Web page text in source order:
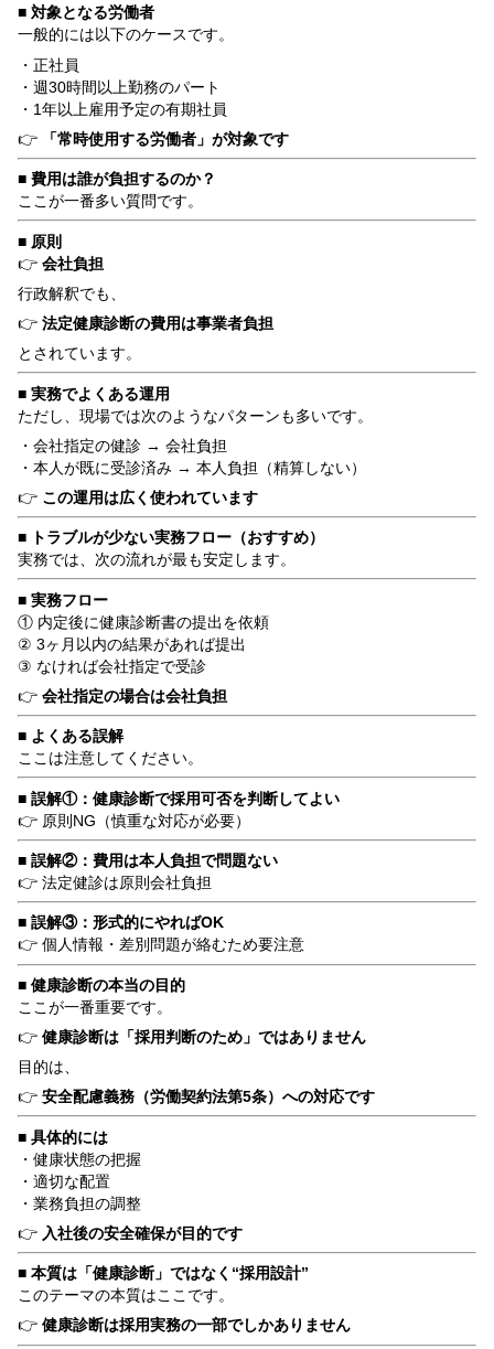
■ 対象となる労働者
一般的には以下のケースです。
・正社員
・週30時間以上勤務のパート
・1年以上雇用予定の有期社員
👉
「常時使用する労働者」が対象です
■ 費用は誰が負担するのか？
ここが一番多い質問です。
■ 原則
👉 会社負担
行政解釈でも、
👉 法定健康診断の費用は事業者負担
とされています。
■ 実務でよくある運用
ただし、現場では次のようなパターンも多いです。
・会社指定の健診 → 会社負担
・本人が既に受診済み → 本人負担（精算しない）
👉 この運用は広く使われています
■ トラブルが少ない実務フロー（おすすめ）
実務では、次の流れが最も安定します。
■ 実務フロー
① 内定後に健康診断書の提出を依頼
② 3ヶ月以内の結果があれば提出
③ なければ会社指定で受診
👉 会社指定の場合は会社負担
■ よくある誤解
ここは注意してください。
■ 誤解①：健康診断で採用可否を判断してよい
👉 原則NG（慎重な対応が必要）
■ 誤解②：費用は本人負担で問題ない
👉 法定健診は原則会社負担
■ 誤解③：形式的にやればOK
👉 個人情報・差別問題が絡むため要注意
■ 健康診断の本当の目的
ここが一番重要です。
👉 健康診断は「採用判断のため」ではありません
目的は、
👉 安全配慮義務（労働契約法第5条）への対応です
■ 具体的には
・健康状態の把握
・適切な配置
・業務負担の調整
👉 入社後の安全確保が目的です
■ 本質は「健康診断」ではなく“採用設計”
このテーマの本質はここです。
👉 健康診断は採用実務の一部でしかありません